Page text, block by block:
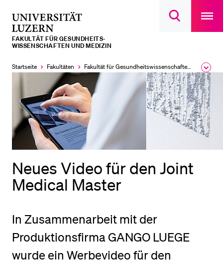
Suchdialog
main
FAKULTÄT FÜR GESUNDHEITS­­
WISSENSCHAFTEN UND MEDIZIN
Startseite Fakultäten Fakultät für Gesundheits­­wissenschaften und Medizin
des
Neues Video für den Joint
Medical Master
In Zusammenarbeit mit der
Produktionsfirma GANGO LUEGE
wurde ein Werbevideo für den
LETZTE SUCHEN
Sie haben noch keine Suche getätigt.
DIE UNI FÜR…
Schulklassen und Lehrpersonen
Studien­interessierte
Studierende
Forschende
Alumni
Stellensuchende
Medien
BELIEBTE INHALTE